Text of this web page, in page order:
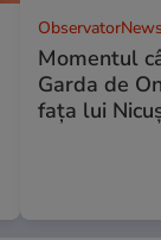
Momentul
Garda de
fața lui